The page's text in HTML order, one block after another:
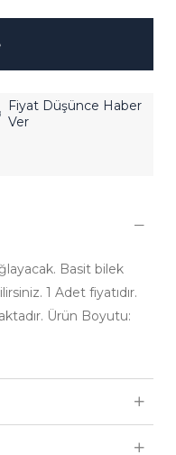
Fiyat Düşünce Haber
Ver
Basit bilek
1 Adet fiyatıdır.
Ürün Boyutu: